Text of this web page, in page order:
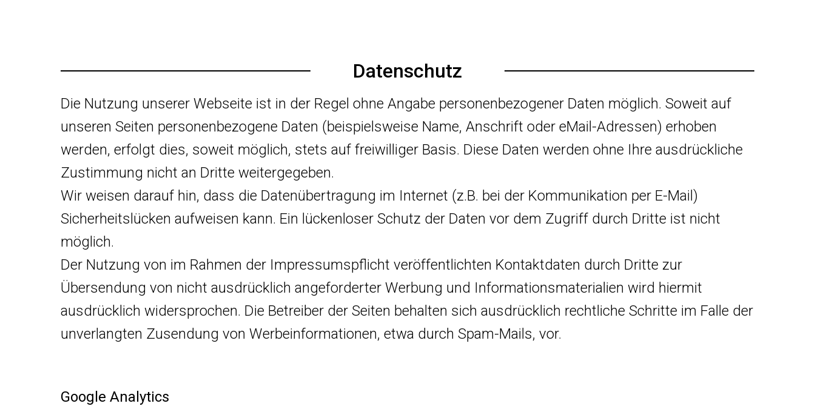
Datenschutz
Die Nutzung unserer Webseite ist in der Regel ohne Angabe personenbezogener Daten möglich. Soweit auf
unseren Seiten personenbezogene Daten (beispielsweise Name, Anschrift oder eMail-Adressen) erhoben
werden, erfolgt dies, soweit möglich, stets auf freiwilliger Basis. Diese Daten werden ohne Ihre ausdrückliche
Zustimmung nicht an Dritte weitergegeben.
Wir weisen darauf hin, dass die Datenübertragung im Internet (z.B. bei der Kommunikation per E-Mail)
Sicherheitslücken aufweisen kann. Ein lückenloser Schutz der Daten vor dem Zugriff durch Dritte ist nicht
möglich.
Der Nutzung von im Rahmen der Impressumspflicht veröffentlichten Kontaktdaten durch Dritte zur
Übersendung von nicht ausdrücklich angeforderter Werbung und Informationsmaterialien wird hiermit
ausdrücklich widersprochen. Die Betreiber der Seiten behalten sich ausdrücklich rechtliche Schritte im Falle der
unverlangten Zusendung von Werbeinformationen, etwa durch Spam-Mails, vor.
Google Analytics